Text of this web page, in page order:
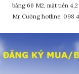
bằng 66 M2, mặt tiền
Mr Cường hotline: 098